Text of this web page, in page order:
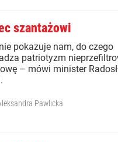
szantażowi
pokazuje nam, do czego
patriotyzm
– mówi minister
Pawlicka